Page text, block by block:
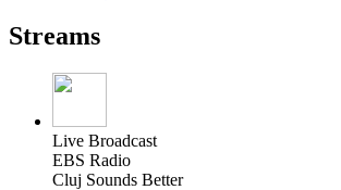
Streams
Live Broadcast
EBS Radio
Cluj Sounds Better